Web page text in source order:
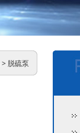
> 脱硫泵